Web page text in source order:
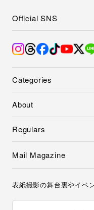
Categories
About
Regulars
Official SNS
Mail Magazine
表紙撮影の舞台裏やイベ